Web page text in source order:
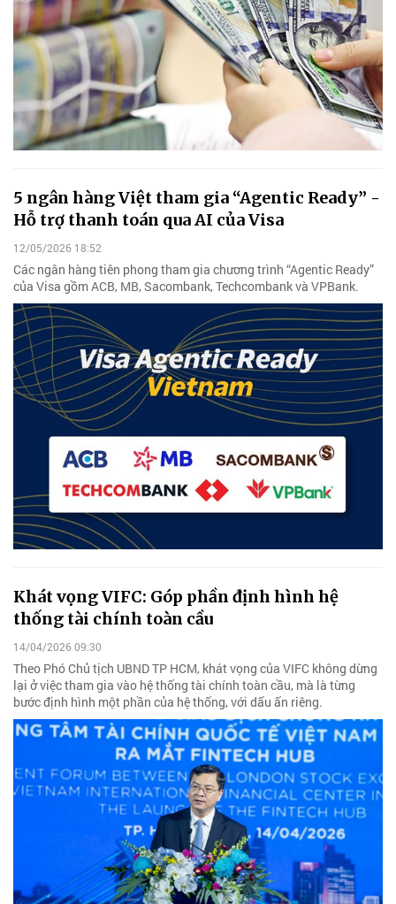
5 ngân hàng Việt tham gia “Agentic Ready” -
Hỗ trợ thanh toán qua AI của Visa
12/05/2026 18:52
Các ngân hàng tiên phong tham gia chương trình “Agentic Ready”
của Visa gồm ACB, MB, Sacombank, Techcombank và VPBank.
Khát vọng VIFC: Góp phần định hình hệ
thống tài chính toàn cầu
14/04/2026 09:30
Theo Phó Chủ tịch UBND TP HCM, khát vọng của VIFC không dừng
lại ở việc tham gia vào hệ thống tài chính toàn cầu, mà là từng
bước định hình một phần của hệ thống, với dấu ấn riêng.